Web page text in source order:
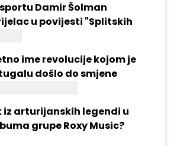
Damir Šolman
u povijesti "Splitskih
ime revolucije kojom je
došlo do smjene
iz arturijanskih legendi u
grupe Roxy Music?